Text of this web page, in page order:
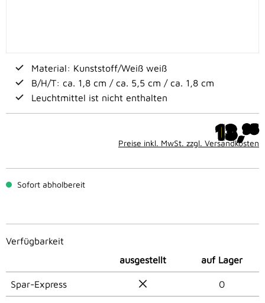
Material: Kunststoff/Weiß weiß
B/H/T: ca. 1,8 cm / ca. 5,5 cm / ca. 1,8 cm
Leuchtmittel ist nicht enthalten
13,95
Preise inkl. MwSt. zzgl. Versandkosten
Sofort abholbereit
Verfügbarkeit
ausgestellt
auf Lager
Spar-Express 0